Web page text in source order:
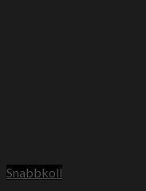
Snabbkoll